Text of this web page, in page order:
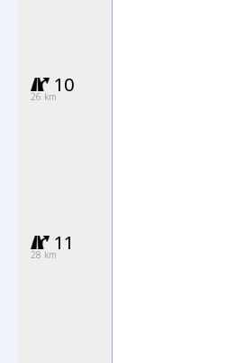
10
26 km
11
28 km